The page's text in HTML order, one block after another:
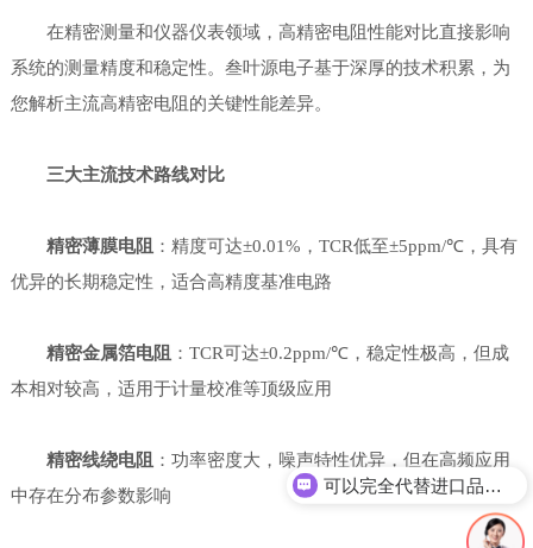
在精密测量和仪器仪表领域，高精密电阻性能对比直接影响
系统的测量精度和稳定性。叁叶源电子基于深厚的技术积累，为
您解析主流高精密电阻的关键性能差异。
三大主流技术路线对比
精密薄膜电阻 ：精度可达±0.01%，TCR低至±5ppm/℃，具有
优异的长期稳定性，适合高精度基准电路
精密金属箔电阻 ：TCR可达±0.2ppm/℃，稳定性极高，但成
本相对较高，适用于计量校准等顶级应用
精密线绕电阻 ：功率密度大，噪声特性优异，但在高频应用
中存在分布参数影响
可以完全代替进口品牌吗？